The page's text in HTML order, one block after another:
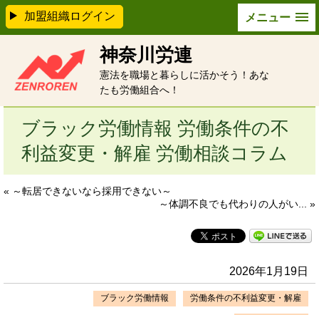
メニュー
神奈川労連
憲法を職場と暮らしに活かそう！あな
たも労働組合へ！
加盟組織ログイン
ブラック労働情報 労働条件の不
利益変更・解雇 労働相談コラム
« ～転居できないなら採用できない～
～体調不良でも代わりの人がい... »
2026年1月19日
ブラック労働情報 労働条件の不利益変更・解雇